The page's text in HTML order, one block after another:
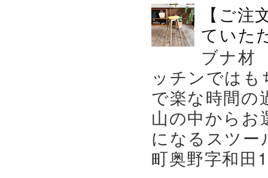
【ご
ていた
ブナ材
ッチンでは
で楽な時間の
山の中から
になるスツー
町奥野字和